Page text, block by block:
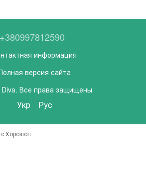
+380997812590
информация
версия сайта
Все права защищены
Укр Рус
с Хорошоп